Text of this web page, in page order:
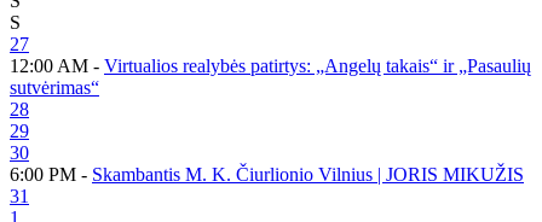
S
27
12:00 AM - Virtualios realybės patirtys: „Angelų takais“ ir „Pasaulių
sutvėrimas“
28
29
30
6:00 PM - Skambantis M. K. Čiurlionio Vilnius | JORIS MIKUŽIS
31
1